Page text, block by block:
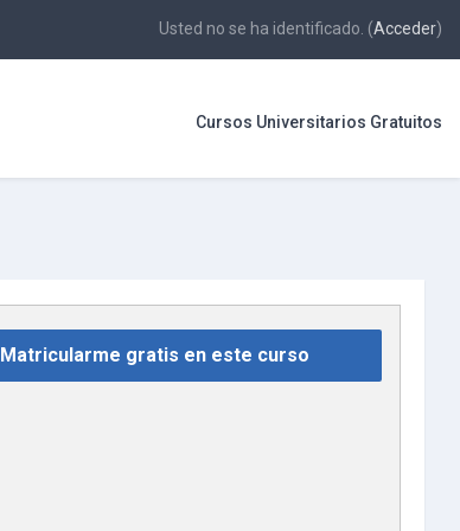
Usted no se ha identificado. (Acceder)
Cursos Universitarios Gratuitos
Matricularme gratis en este curso